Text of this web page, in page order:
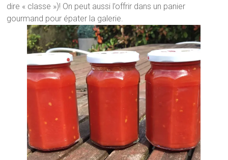
dire « classe »)! On peut aussi l’offrir dans un panier
gourmand pour épater la galerie.